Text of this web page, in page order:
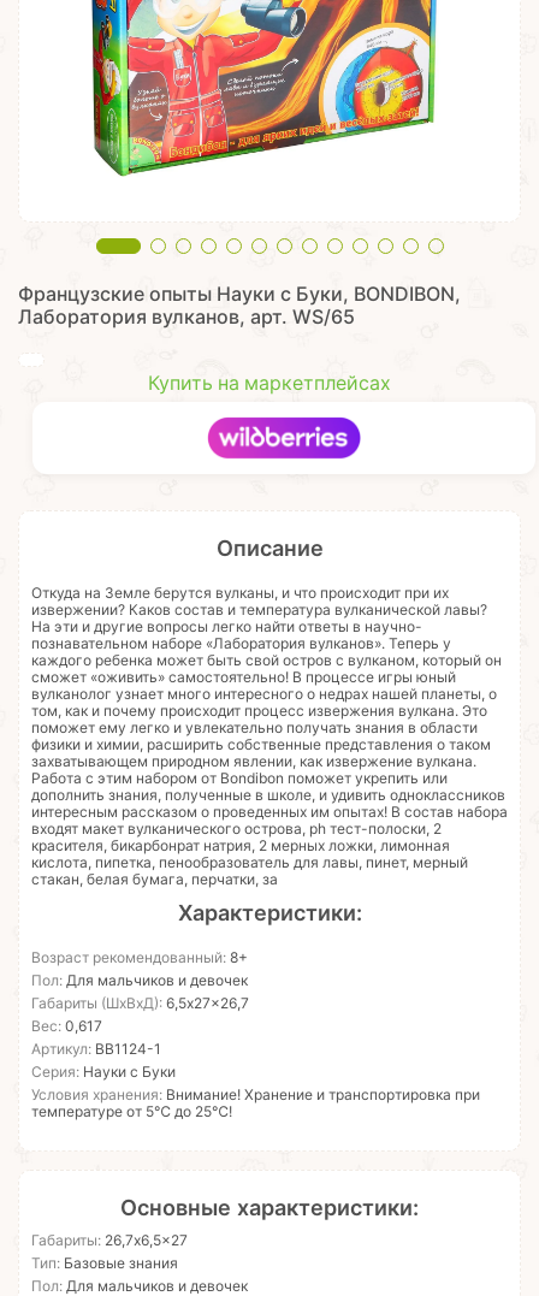
Французские опыты Науки с Буки, BONDIBON,
Лаборатория вулканов, арт. WS/65
Купить на маркетплейсах
Описание
Откуда на Земле берутся вулканы, и что происходит при их
извержении? Каков состав и температура вулканической лавы?
На эти и другие вопросы легко найти ответы в научно-
познавательном наборе «Лаборатория вулканов». Теперь у
каждого ребенка может быть свой остров с вулканом, который он
сможет «оживить» самостоятельно! В процессе игры юный
вулканолог узнает много интересного о недрах нашей планеты, о
том, как и почему происходит процесс извержения вулкана. Это
поможет ему легко и увлекательно получать знания в области
физики и химии, расширить собственные представления о таком
захватывающем природном явлении, как извержение вулкана.
Работа с этим набором от Bondibon поможет укрепить или
дополнить знания, полученные в школе, и удивить одноклассников
интересным рассказом о проведенных им опытах! В состав набора
входят макет вулканического острова, ph тест-полоски, 2
красителя, бикарбонрат натрия, 2 мерных ложки, лимонная
кислота, пипетка, пенообразователь для лавы, пинет, мерный
стакан, белая бумага, перчатки, за
Характеристики:
Возраст рекомендованный: 8+
Пол: Для мальчиков и девочек
Габариты (ШхВхД): 6,5x27x26,7
Вес: 0,617
Артикул: ВВ1124-1
Серия: Науки с Буки
Условия хранения: Внимание! Хранение и транспортировка при
температуре от 5℃ до 25℃!
Основные характеристики:
Габариты: 26,7x6,5x27
Тип: Базовые знания
Пол: Для мальчиков и девочек